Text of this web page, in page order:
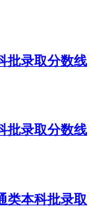
批录取分数线
批录取分数线
类本科批录取